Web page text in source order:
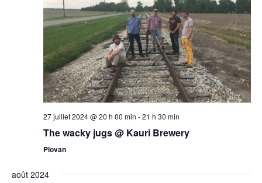
27 juillet 2024 @ 20 h 00 min -21 h 30 min
The wacky jugs @ Kauri Brewery
Plovan
août 2024